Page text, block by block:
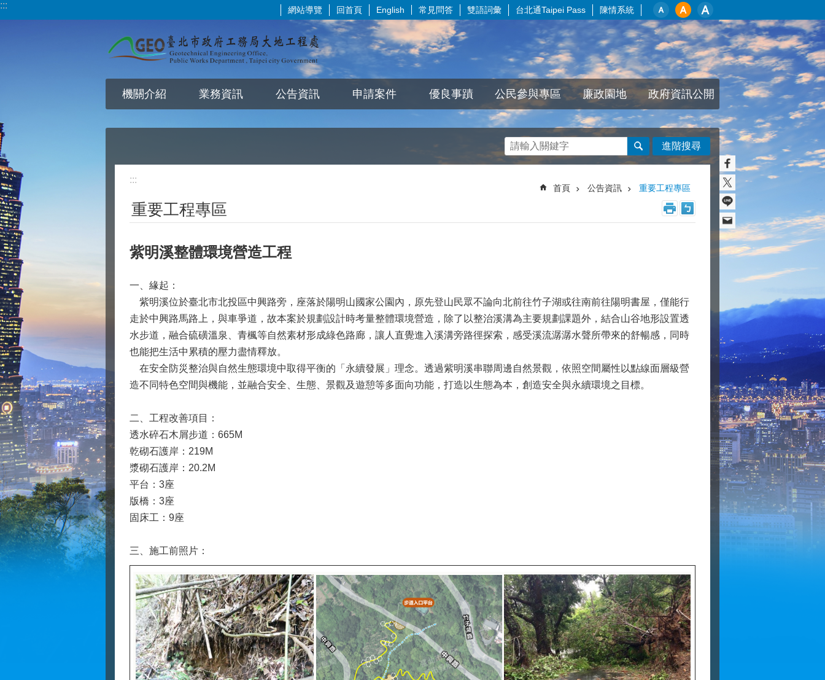
跳到主要內容區塊
::: 網站導覽 回首頁 English 常見問答 雙語詞彙 台北通Taipei Pass 陳情系統
機關介紹 業務資訊 公告資訊 申請案件 優良事蹟 公民參與專區 廉政園地 政府資訊公開
進階搜尋
:::
首頁 公告資訊 重要工程專區
重要工程專區
紫明溪整體環境營造工程
一、緣起：
紫明溪位於臺北市北投區中興路旁，座落於陽明山國家公園內，原先登山民眾不論向北前往竹子湖或往南前往陽明書屋，僅能行
走於中興路馬路上，與車爭道，故本案於規劃設計時考量整體環境營造，除了以整治溪溝為主要規劃課題外，結合山谷地形設置透
水步道，融合硫磺溫泉、青楓等自然素材形成綠色路廊，讓人直覺進入溪溝旁路徑探索，感受溪流潺潺水聲所帶來的舒暢感，同時
也能把生活中累積的壓力盡情釋放。
在安全防災整治與自然生態環境中取得平衡的「永續發展」理念。透過紫明溪串聯周邊自然景觀，依照空間屬性以點線面層級營
造不同特色空間與機能，並融合安全、生態、景觀及遊憩等多面向功能，打造以生態為本，創造安全與永續環境之目標。
二、工程改善項目：
透水碎石木屑步道：665M
乾砌石護岸：219M
漿砌石護岸：20.2M
平台：3座
版橋：3座
固床工：9座
三、施工前照片：